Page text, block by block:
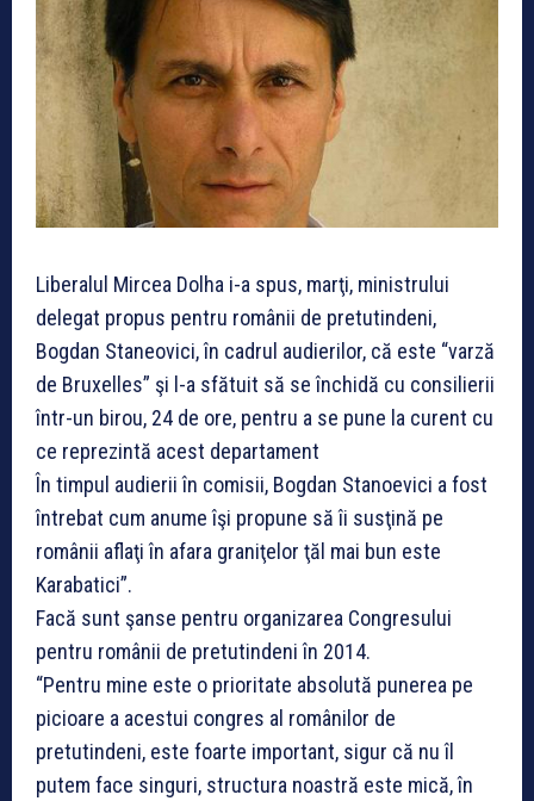
Liberalul Mircea Dolha i-a spus, marţi, ministrului
delegat propus pentru românii de pretutindeni,
Bogdan Staneovici, în cadrul audierilor, că este “varză
de Bruxelles” şi l-a sfătuit să se închidă cu consilierii
într-un birou, 24 de ore, pentru a se pune la curent cu
ce reprezintă acest departament
În timpul audierii în comisii, Bogdan Stanoevici a fost
întrebat cum anume îşi propune să îi susţină pe
românii aflaţi în afara graniţelor ţăl mai bun este
Karabatici”.
Facă sunt şanse pentru organizarea Congresului
pentru românii de pretutindeni în 2014.
“Pentru mine este o prioritate absolută punerea pe
picioare a acestui congres al românilor de
pretutindeni, este foarte important, sigur că nu îl
putem face singuri, structura noastră este mică, în